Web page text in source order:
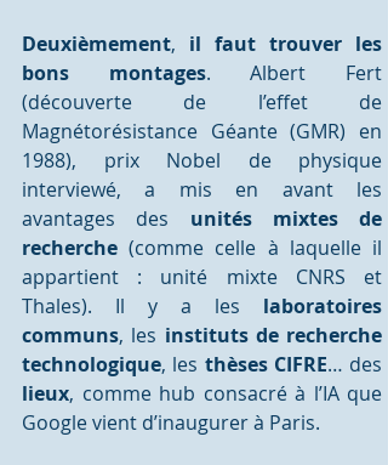
Deuxièmement, il faut trouver les
bons montages. Albert Fert
(découverte de l’effet de
Magnétorésistance Géante (GMR) en
1988), prix Nobel de physique
interviewé, a mis en avant les
avantages des unités mixtes de
recherche (comme celle à laquelle il
appartient : unité mixte CNRS et
Thales). Il y a les laboratoires
communs, les instituts de recherche
technologique, les thèses CIFRE… des
lieux, comme hub consacré à l’IA que
Google vient d’inaugurer à Paris.